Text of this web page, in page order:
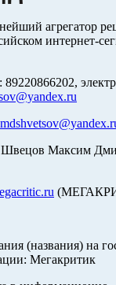
агрегатор
интернет-
Швецов Максим
(названия) на
Мегакритик